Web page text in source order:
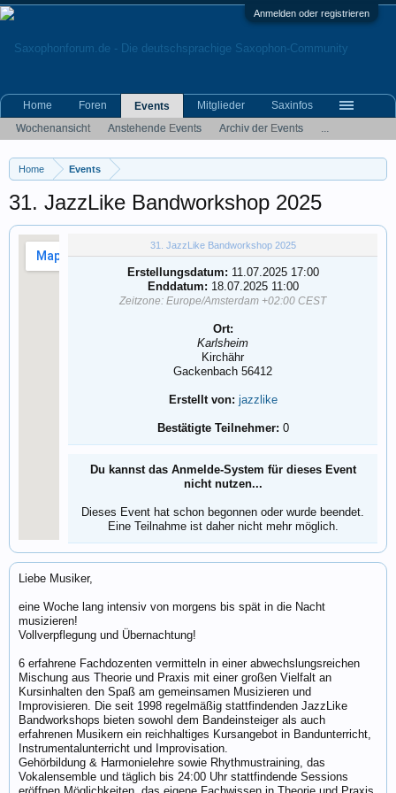
Anmelden oder registrieren
Home Events
31. JazzLike Bandworkshop 2025
31. JazzLike Bandworkshop 2025
Erstellungsdatum: 11.07.2025 17:00
Enddatum: 18.07.2025 11:00
Zeitzone: Europe/Amsterdam +02:00 CEST
Ort:
Karlsheim
Kirchähr
Gackenbach 56412
Erstellt von: jazzlike
Bestätigte Teilnehmer: 0
Du kannst das Anmelde-System für dieses Event
nicht nutzen...
Dieses Event hat schon begonnen oder wurde beendet.
Eine Teilnahme ist daher nicht mehr möglich.
Liebe Musiker,
eine Woche lang intensiv von morgens bis spät in die Nacht
musizieren!
Vollverpflegung und Übernachtung!
6 erfahrene Fachdozenten vermitteln in einer abwechslungsreichen
Mischung aus Theorie und Praxis mit einer großen Vielfalt an
Kursinhalten den Spaß am gemeinsamen Musizieren und
Improvisieren. Die seit 1998 regelmäßig stattfindenden JazzLike
Bandworkshops bieten sowohl dem Bandeinsteiger als auch
erfahrenen Musikern ein reichhaltiges Kursangebot in Bandunterricht,
Instrumentalunterricht und Improvisation.
Gehörbildung & Harmonielehre sowie Rhythmustraining, das
Vokalensemble und täglich bis 24:00 Uhr stattfindende Sessions
Home Foren
Events
Wochenansicht
Anstehende Events Archiv der Events ...
Mitglieder Saxinfos